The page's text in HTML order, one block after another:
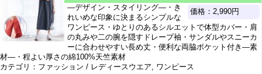
価格：2,990円
―デザイン・スタイリング―・き
れいめな印象に決まるシンプルな
ワンピース・ゆとりのあるシルエットで体型カバー・肩
の丸みや二の腕を隠すドレープ袖・サンダルやスニーカ
ーに合わせやすい長め丈・便利な両脇ポケット付き―素
材―・程よい厚さの綿100%天竺素材
カテゴリ：ファッション / レディースウエア, ワンピース